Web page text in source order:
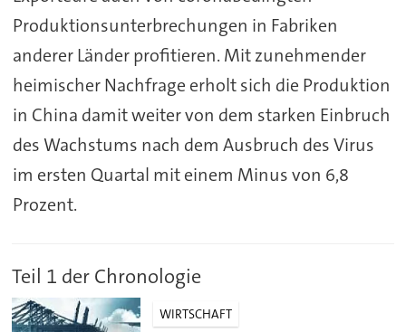
Produktionsunterbrechungen in Fabriken
anderer Länder profitieren. Mit zunehmender
heimischer Nachfrage erholt sich die Produktion
in China damit weiter von dem starken Einbruch
des Wachstums nach dem Ausbruch des Virus
im ersten Quartal mit einem Minus von 6,8
Prozent.
Teil 1 der Chronologie
WIRTSCHAFT